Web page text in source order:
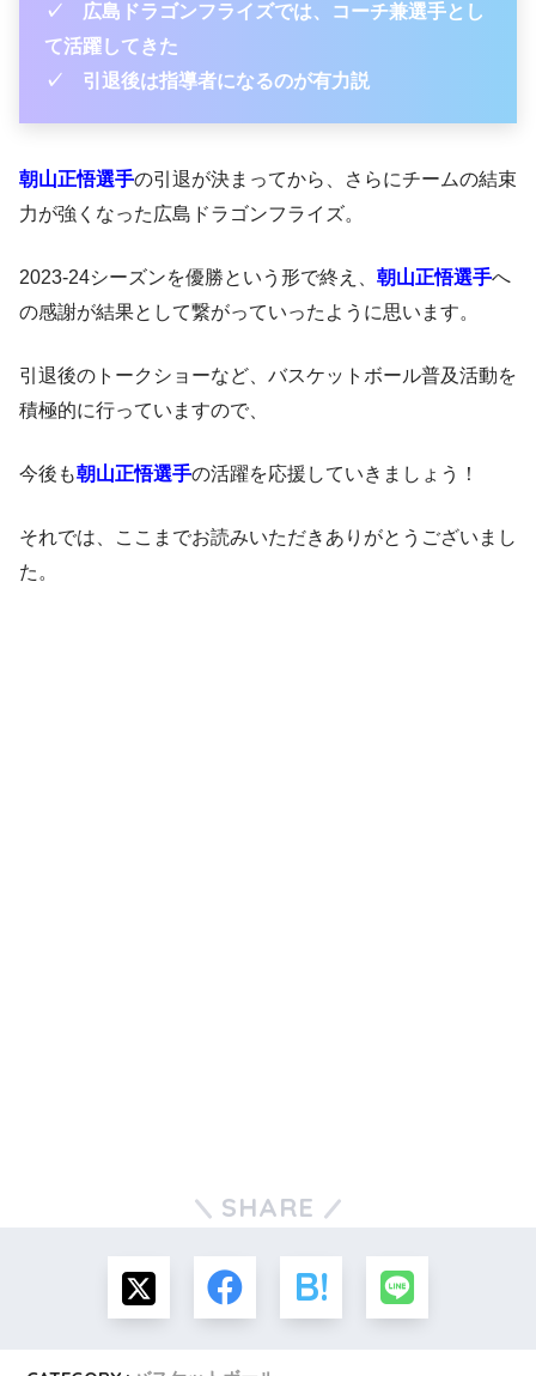
✓ 広島ドラゴンフライズでは、コーチ兼選手とし
て活躍してきた
✓ 引退後は指導者になるのが有力説
朝山正悟選手の引退が決まってから、さらにチームの結束
力が強くなった広島ドラゴンフライズ。
2023-24シーズンを優勝という形で終え、 朝山正悟選手へ
の感謝が結果として繋がっていったように思います。
引退後のトークショーなど、バスケットボール普及活動を
積極的に行っていますので、
今後も朝山正悟選手の活躍を応援していきましょう！
それでは、ここまでお読みいただきありがとうございまし
た。
SHARE